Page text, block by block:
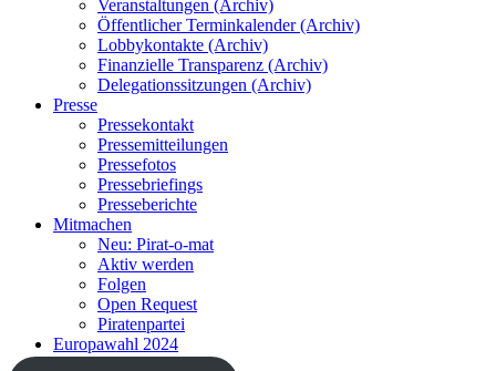
Veranstaltungen (Archiv)
Öffentlicher Terminkalender (Archiv)
Lobbykontakte (Archiv)
Finanzielle Transparenz (Archiv)
Delegationssitzungen (Archiv)
Presse
Pressekontakt
Pressemitteilungen
Pressefotos
Pressebriefings
Presseberichte
Mitmachen
Neu: Pirat-o-mat
Aktiv werden
Folgen
Open Request
Piratenpartei
Europawahl 2024